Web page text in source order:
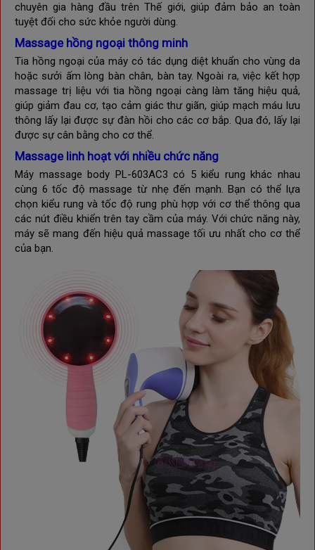
chuyên gia hàng đầu trên Thế giới, giúp đảm bảo an toàn
tuyệt đối cho sức khỏe người dùng.
Massage hồng ngoại thông minh
Tia hồng ngoại của máy có tác dụng diệt khuẩn cho vùng da
hoặc sưởi ấm lòng bàn chân, bàn tay. Ngoài ra, việc kết hợp
massage trị liệu với tia hồng ngoại càng làm tăng hiệu quả,
giúp giảm đau cơ, tạo cảm giác thư giãn, giúp mạch máu lưu
thông lấy lại được sự đàn hồi cho các cơ bắp. Qua đó, lấy lại
được sự cân bằng cho cơ thể.
Massage linh hoạt với nhiều chức năng
Máy massage body PL-603AC3 có 5 kiểu rung khác nhau
cùng 6 tốc độ massage từ nhẹ đến mạnh. Bạn có thể lựa
chọn kiểu rung và tốc độ rung phù hợp với cơ thể thông qua
các nút điều khiển trên tay cầm của máy. Với chức năng này,
máy sẽ mang đến hiệu quả massage tối ưu nhất cho cơ thể
của bạn.